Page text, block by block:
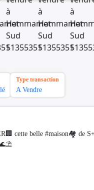
Type transaction
A Vendre
cette belle #maison🏘 de